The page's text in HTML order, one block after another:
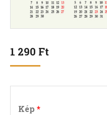
1 290 Ft
Kép